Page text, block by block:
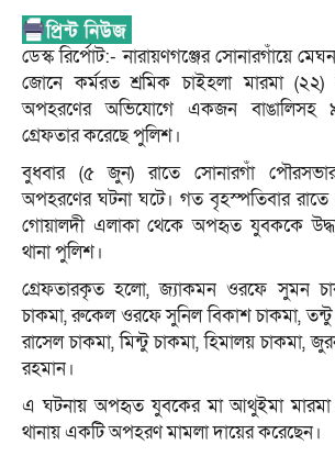
ডেস্ক রির্পোট:- নারায়ণগঞ্জের সোনারগাঁয়ে
জোনে কর্মরত শ্রমিক চাইহলা মারমা
অপহরণের অভিযোগে একজন বাঙালিসহ
গ্রেফতার করেছে পুলিশ।
বুধবার (৫ জুন) রাতে সোনারগাঁ
অপহরণের ঘটনা ঘটে। গত বৃহস্পতিবার
গোয়ালদী এলাকা থেকে অপহৃত যুবককে
থানা পুলিশ।
গ্রেফতারকৃত হলো, জ্যাকমন ওরফে সুমন
চাকমা, রুকেল ওরফে সুনিল বিকাশ চাকমা,
রাসেল চাকমা, মিন্টু চাকমা, হিমালয় চাকমা,
রহমান।
এ ঘটনায় অপহৃত যুবকের মা আথুইমা মারমা
থানায় একটি অপহরণ মামলা দায়ের করেছেন।